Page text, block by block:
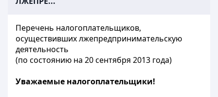
Перечень налогоплательщиков,
осуществивших лжепредпринимательскую
деятельность
(по состоянию на 20 сентября 2013 года)
Уважаемые налогоплательщики!